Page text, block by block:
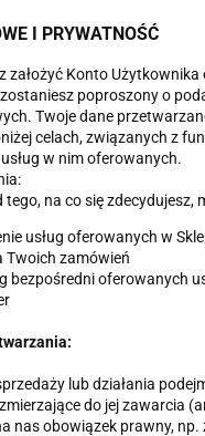
I PRYWATNOŚĆ
założyć Konto
poproszony o
Twoje dane
celach, związanych z
w nim oferowanych.
tego, na co się zdecydujesz,
usług oferowanych w
Twoich zamówień
bezpośredni oferowanych
lub działania
do jej zawarcia
nas obowiązek prawny, np.